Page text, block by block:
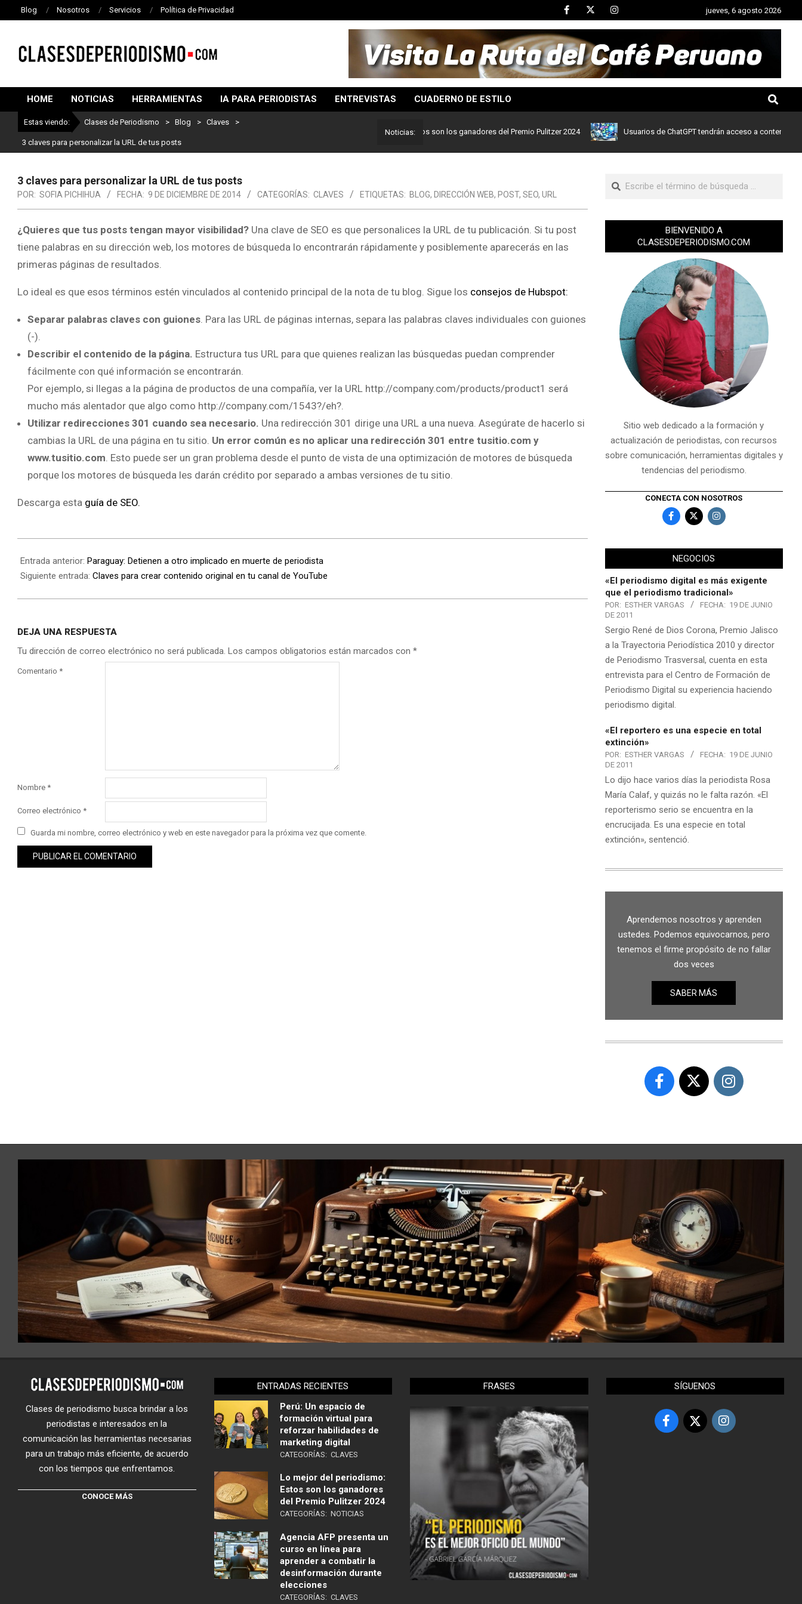
Blog Nosotros Servicios Política de Privacidad jueves, 6 agosto 2026
DE
PERIODISMO
HOME NOTICIAS HERRAMIENTAS IA PARA PERIODISTAS ENTREVISTAS CUADERNO DE ESTILO
Estas viendo: Clases de Periodismo > Blog > Claves >
3 claves para personalizar la URL de tus posts
Noticias:
Lo mejor del periodismo: Estos son los ganadores del Premio Pulitzer 2024 Usuarios de ChatGPT tendrán acceso a contenidos de
3 claves para personalizar la URL de tus posts
POR: SOFIA PICHIHUA FECHA: 9 DE DICIEMBRE DE 2014 CATEGORÍAS: CLAVES ETIQUETAS: BLOG, DIRECCIÓN WEB, POST, SEO, URL
¿Quieres que tus posts tengan mayor visibilidad? Una clave de SEO es que personalices la URL de tu publicación. Si tu post
tiene palabras en su dirección web, los motores de búsqueda lo encontrarán rápidamente y posiblemente aparecerás en las
primeras páginas de resultados.
Lo ideal es que esos términos estén vinculados al contenido principal de la nota de tu blog. Sigue los consejos de Hubspot:
Separar palabras claves con guiones. Para las URL de páginas internas, separa las palabras claves individuales con guiones
(-).
Describir el contenido de la página. Estructura tus URL para que quienes realizan las búsquedas puedan comprender
fácilmente con qué información se encontrarán.
Por ejemplo, si llegas a la página de productos de una compañía, ver la URL http://company.com/products/product1 será
mucho más alentador que algo como http://company.com/1543?/eh?.
Utilizar redirecciones 301 cuando sea necesario. Una redirección 301 dirige una URL a una nueva. Asegúrate de hacerlo si
cambias la URL de una página en tu sitio. Un error común es no aplicar una redirección 301 entre tusitio.com y
www.tusitio.com. Esto puede ser un gran problema desde el punto de vista de una optimización de motores de búsqueda
porque los motores de búsqueda les darán crédito por separado a ambas versiones de tu sitio.
Descarga esta guía de SEO.
Entrada anterior: Paraguay: Detienen a otro implicado en muerte de periodista
Siguiente entrada: Claves para crear contenido original en tu canal de YouTube
DEJA UNA RESPUESTA
Tu dirección de correo electrónico no será publicada. Los campos obligatorios están marcados con *
Comentario *
Nombre *
Correo electrónico *
Guarda mi nombre, correo electrónico y web en este navegador para la próxima vez que comente.
BIENVENIDO A
CLASESDEPERIODISMO.COM
Sitio web dedicado a la formación y
actualización de periodistas, con recursos
sobre comunicación, herramientas digitales y
tendencias del periodismo.
CONECTA CON NOSOTROS
NEGOCIOS
«El periodismo digital es más exigente
que el periodismo tradicional»
POR: ESTHER VARGAS FECHA: 19 DE JUNIO
DE 2011
Sergio René de Dios Corona, Premio Jalisco
a la Trayectoria Periodística 2010 y director
de Periodismo Trasversal, cuenta en esta
entrevista para el Centro de Formación de
Periodismo Digital su experiencia haciendo
periodismo digital.
«El reportero es una especie en total
extinción»
POR: ESTHER VARGAS FECHA: 19 DE JUNIO
DE 2011
Lo dijo hace varios días la periodista Rosa
María Calaf, y quizás no le falta razón. «El
reporterismo serio se encuentra en la
encrucijada. Es una especie en total
extinción», sentenció.
Aprendemos nosotros y aprenden
ustedes. Podemos equivocarnos, pero
tenemos el firme propósito de no fallar
dos veces
SABER MÁS
Clases de periodismo busca brindar a los
periodistas e interesados en la
comunicación las herramientas necesarias
para un trabajo más eficiente, de acuerdo
con los tiempos que enfrentamos.
CONOCE MÁS
ENTRADAS RECIENTES
Perú: Un espacio de
formación virtual para
reforzar habilidades de
marketing digital
CATEGORÍAS: CLAVES
Lo mejor del periodismo:
Estos son los ganadores
del Premio Pulitzer 2024
CATEGORÍAS: NOTICIAS
Agencia AFP presenta un
curso en línea para
aprender a combatir la
desinformación durante
elecciones
CATEGORÍAS: CLAVES
FRASES SÍGUENOS